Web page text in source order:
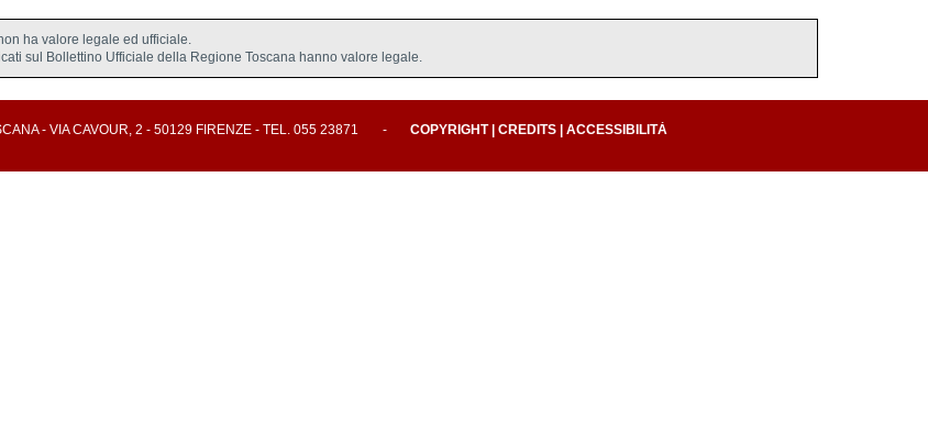
ha valore legale ed ufficiale.
sul Bollettino Ufficiale della Regione Toscana hanno valore legale.
- VIA CAVOUR, 2 - 50129 FIRENZE - TEL. 055 23871 - COPYRIGHT|CREDITS |ACCESSIBILITÀ